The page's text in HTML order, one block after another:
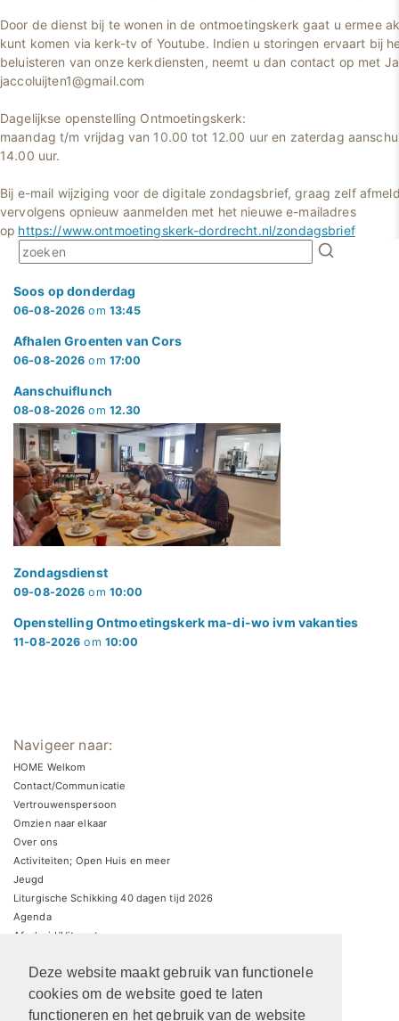
Deze website maakt gebruik van functionele
cookies om de website goed te laten
functioneren en het gebruik van de website
Door de dienst bij te wonen in de ontmoetingskerk gaat u ermee
kunt komen via kerk-tv of Youtube. Indien u storingen ervaart bij
beluisteren van onze kerkdiensten, neemt u dan contact op met
jaccoluijten1@gmail.com
Dagelijkse openstelling Ontmoetingskerk:
maandag t/m vrijdag van 10.00 tot 12.00 uur en zaterdag
14.00 uur.
Bij e-mail wijziging voor de digitale zondagsbrief, graag zelf
vervolgens opnieuw aanmelden met het nieuwe e-mailadres
op https://www.ontmoetingskerk-dordrecht.nl/zondagsbrief
Soos op donderdag
06-08-2026 om 13:45
Afhalen Groenten van Cors
06-08-2026 om 17:00
Aanschuiflunch
08-08-2026 om 12.30
Zondagsdienst
09-08-2026 om 10:00
Openstelling Ontmoetingskerk ma-di-wo ivm vakanties
11-08-2026 om 10:00
Navigeer naar:
HOME Welkom
Contact/Communicatie
Vertrouwenspersoon
Omzien naar elkaar
Over ons
Activiteiten; Open Huis en meer
Jeugd
Liturgische Schikking 40 dagen tijd 2026
Agenda
Afscheid/Uitvaart
Zaalverhuur/parkeren
ARCHIEF Liturgische schikkingen